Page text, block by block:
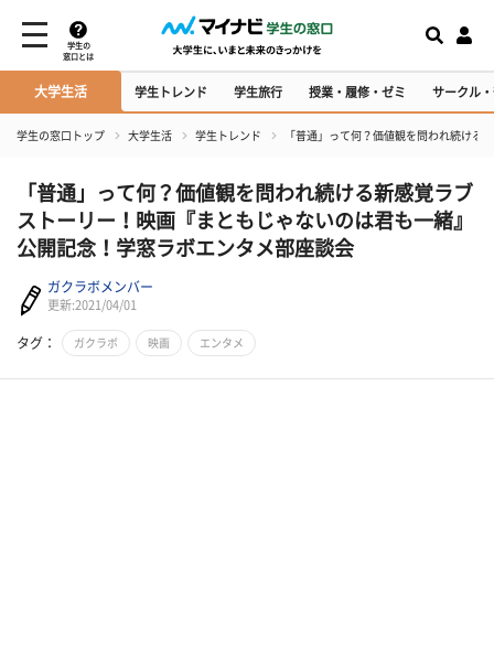
学生の
窓口とは
大学生活 学生トレンド 学生旅行 授業・履修・ゼミ サークル
学生の窓口トップ 大学生活 学生トレンド 「普通」って何？価値観を問われ続ける
「普通」って何？価値観を問われ続ける新感覚ラブ
ストーリー！映画『まともじゃないのは君も一緒』
公開記念！学窓ラボエンタメ部座談会
ガクラボメンバー
更新:2021/04/01
タグ： ガクラボ 映画 エンタメ